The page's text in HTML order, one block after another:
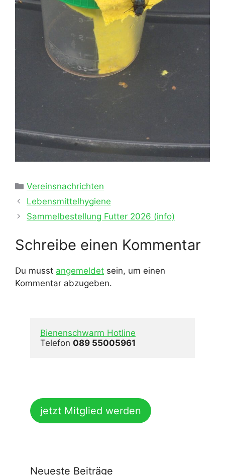
Kategorien
Vereinsnachrichten
Lebensmittelhygiene
Sammelbestellung Futter 2026 (info)
Schreibe einen Kommentar
Du musst angemeldet sein, um einen
Kommentar abzugeben.
Bienenschwarm Hotline
Telefon 089 55005961
jetzt Mitglied werden
Neueste Beiträge